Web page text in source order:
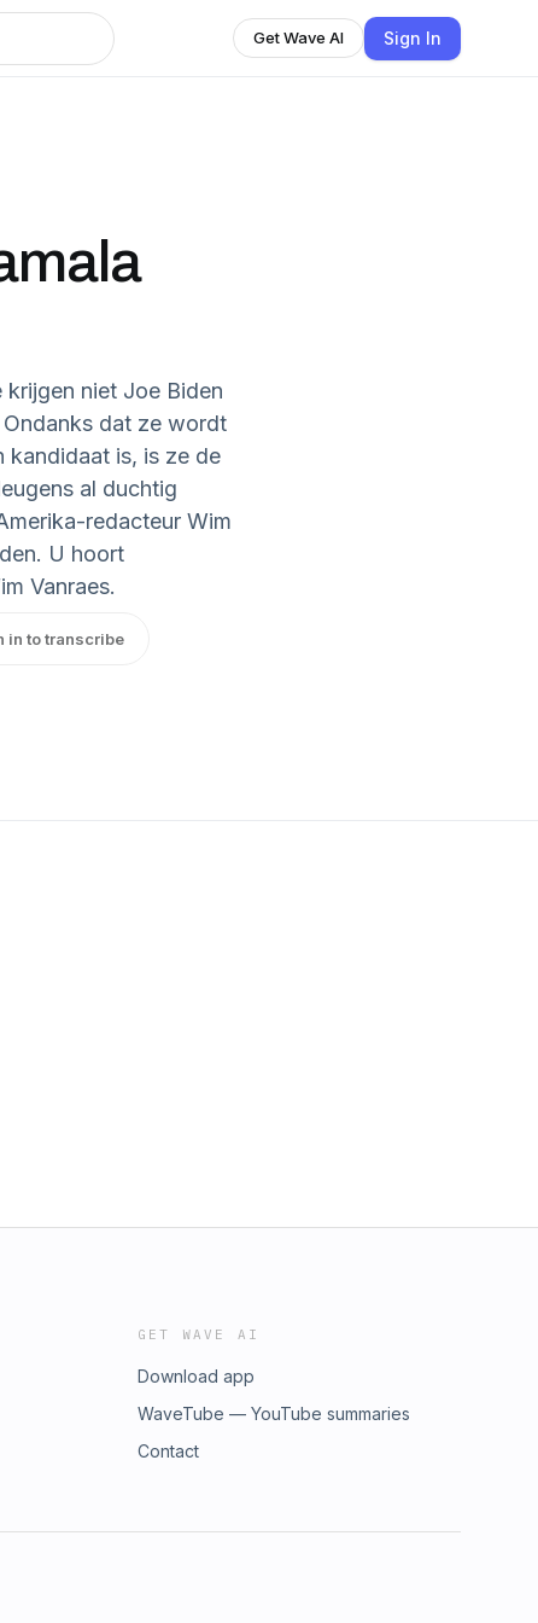
Get Wave AI Sign In
krijgen niet Joe Biden
dat ze wordt
kandidaat is, is ze de
al duchtig
redacteur Wim
U hoort
Vanraes.
in to transcribe
GET WAVE AI
Download app
WaveTube — YouTube summaries
Contact